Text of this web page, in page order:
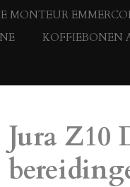
MONTEUR
KOFFIEBONEN
Jura Z10